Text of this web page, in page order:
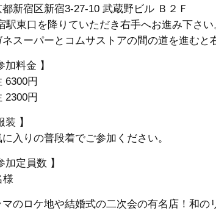
新宿区新宿3-27-10 武蔵野ビル Ｂ２Ｆ
駅東口を降りていただき右手へお進み下さい
ネスーパーとコムサストアの間の道を進むと
加料金 】
6300円
2300円
装 】
入りの普段着でご参加ください。
加定員数 】
様
マのロケ地や結婚式の二次会の有名店！和の